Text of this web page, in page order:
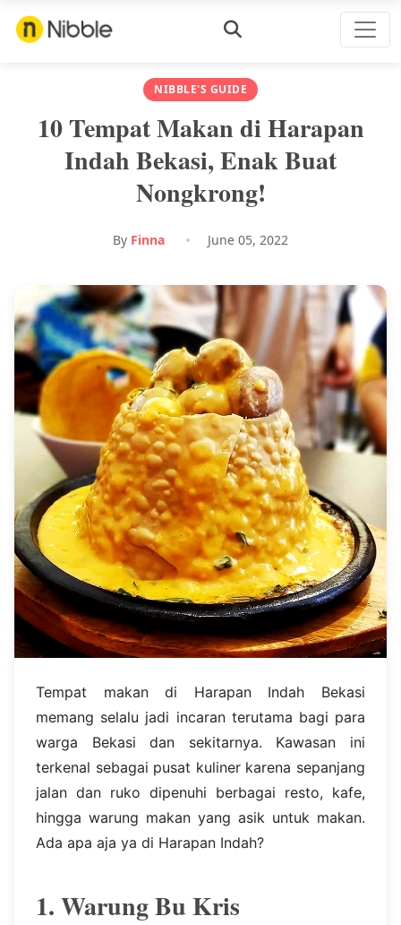
NIBBLE'S GUIDE
10 Tempat Makan di Harapan
Indah Bekasi, Enak Buat
Nongkrong!
By Finna June 05, 2022
Tempat makan di Harapan Indah Bekasi
memang selalu jadi incaran terutama bagi para
warga Bekasi dan sekitarnya. Kawasan ini
terkenal sebagai pusat kuliner karena sepanjang
jalan dan ruko dipenuhi berbagai resto, kafe,
hingga warung makan yang asik untuk makan.
Ada apa aja ya di Harapan Indah?
1. Warung Bu Kris